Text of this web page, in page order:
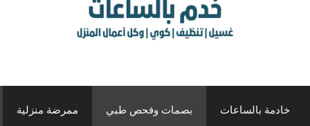
خادمة بالساعات بصمات وفحص طبي ممرضة منزلية